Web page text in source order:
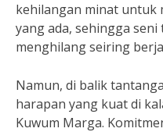
kehilangan minat untuk
yang ada, sehingga
menghilang seiring
Namun, di balik
harapan yang kuat di
Kuwum Marga.